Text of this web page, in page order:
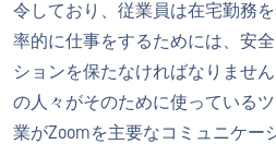
令しており、従業員は在宅勤務
率的に仕事をするためには、安
ションを保たなければなりませ
の人々がそのために使っている
業がZoomを主要なコミュニケー